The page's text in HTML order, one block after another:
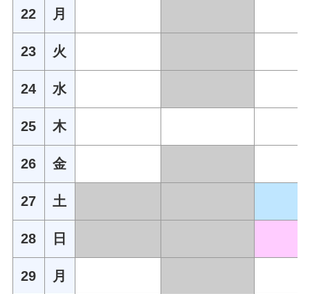
22 月
23 火
24 水
25 木
26 金
27 土
28 日
29 月